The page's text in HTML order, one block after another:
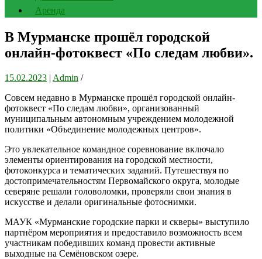
Аренда
В Мурманске прошёл городской
онлайн-фотоквест «По следам любви».
15.02.2023 | Admin /
Совсем недавно в Мурманске прошёл городской онлайн-
фотоквест «По следам любви», организованный
муниципальным автономным учреждением молодежной
политики «Объединение молодежных центров».
Это увлекательное командное соревнование включало
элементы ориентирования на городской местности,
фотоконкурса и тематических заданий. Путешествуя по
достопримечательностям Первомайского округа, молодые
северяне решали головоломки, проверяли свои знания в
искусстве и делали оригинальные фотоснимки.
МАУК «Мурманские городские парки и скверы» выступило
партнёром мероприятия и предоставило возможность всем
участникам победивших команд провести активные
выходные на Семёновском озере.